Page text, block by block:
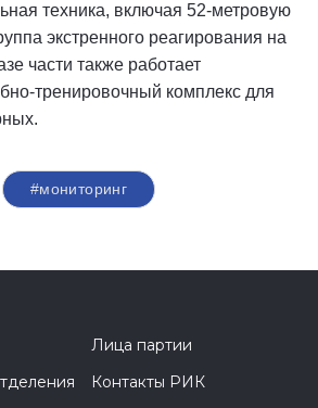
техника, включая 52-метровую
экстренного реагирования на
части также работает
тренировочный комплекс для
#мониторинг
Лица партии
Контакты РИК